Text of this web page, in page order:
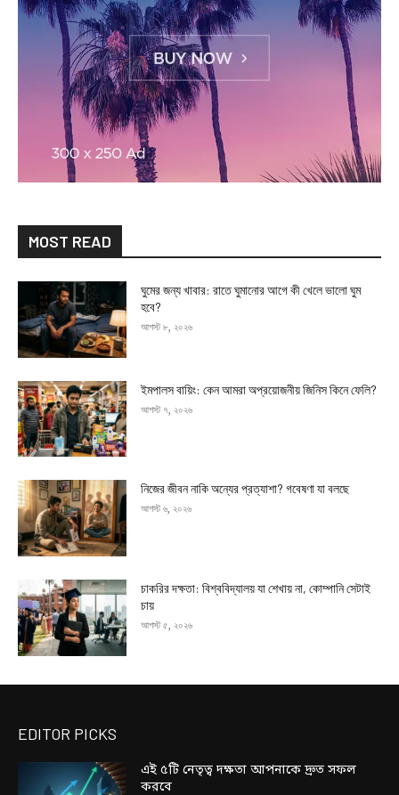
MOST READ
ঘুমের জন্য খাবার: রাতে ঘুমানোর আগে কী খেলে ভালো ঘুম
হবে?
আগস্ট ৮, ২০২৬
ইমপালস বায়িং: কেন আমরা অপ্রয়োজনীয় জিনিস কিনে ফেলি?
আগস্ট ৭, ২০২৬
নিজের জীবন নাকি অন্যের প্রত্যাশা? গবেষণা যা বলছে
আগস্ট ৬, ২০২৬
চাকরির দক্ষতা: বিশ্ববিদ্যালয় যা শেখায় না, কোম্পানি সেটাই
চায়
আগস্ট ৫, ২০২৬
EDITOR PICKS
এই ৫টি নেতৃত্ব দক্ষতা আপনাকে দ্রুত সফল
করবে